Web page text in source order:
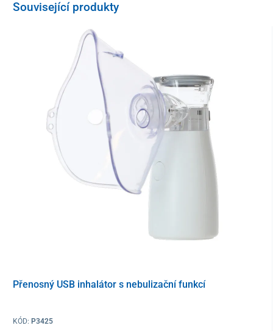
Vložte nosnou sprchu do pravé dírky a nakloňte hlavu nad
vtékat přes pravu nosní dírku do levé. Během aplikace dýchejte
otevřenými ústy. Pokud nosní dírkou proteče polovina nádobky,
položte nádobku a nos vyfoukejte. Potom zasuňte nosnou sprchu
do levé dírky a hlavu nakloňte dopředu, do pravé strany. Voda
proteče za levé nosní dírky do pravé. Opět nos vyfoukejte.
je mít ústa otevřené, aby se voda nedostala do uší.
Barevné provedení zasíláme na základě aktuální nabídky.
Související produkty
Přenosný USB inhalátor s nebulizační funkcí
KÓD: P3425